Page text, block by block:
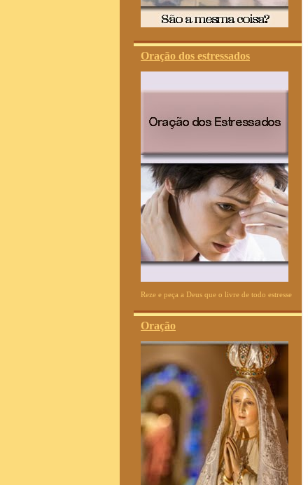
Oração dos estressados
Reze e peça a Deus que o livre de todo estresse
Oração